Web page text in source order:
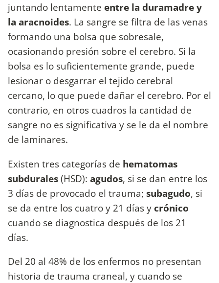
juntando lentamente entre la duramadre y
la aracnoides. La sangre se filtra de las venas
formando una bolsa que sobresale,
ocasionando presión sobre el cerebro. Si la
bolsa es lo suficientemente grande, puede
lesionar o desgarrar el tejido cerebral
cercano, lo que puede dañar el cerebro. Por el
contrario, en otros cuadros la cantidad de
sangre no es significativa y se le da el nombre
de laminares.
Existen tres categorías de hematomas
subdurales(HSD): agudos, si se dan entre los
3 días de provocado el trauma; subagudo, si
se da entre los cuatro y 21 días y crónico
cuando se diagnostica después de los 21
días.
Del 20 al 48% de los enfermos no presentan
historia de trauma craneal, y cuando se